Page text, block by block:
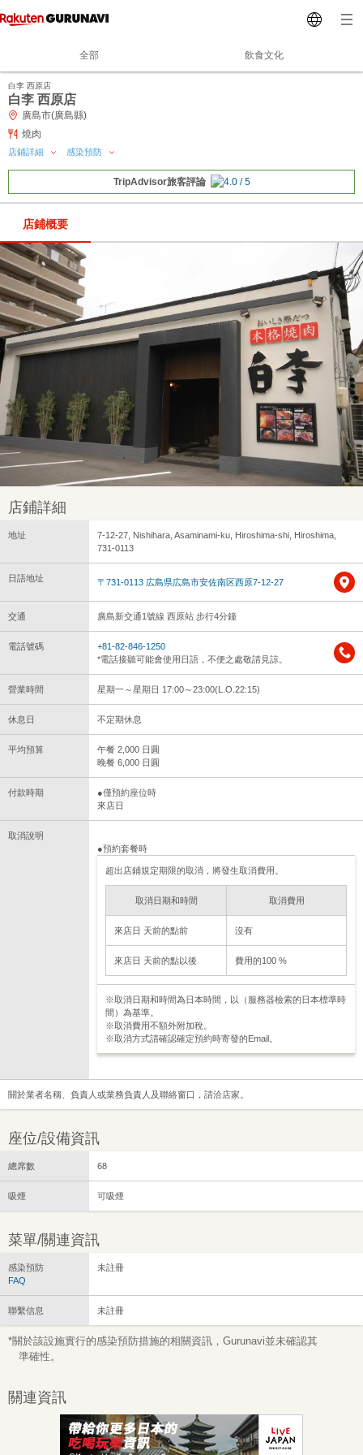
全部 飲食文化
白李 西原店
白李 西原店
廣島市(廣島縣)
燒肉
店鋪詳細 感染預防
TripAdvisor旅客評論
店鋪概要
店鋪詳細
地址
7-12-27, Nishihara, Asaminami-ku, Hiroshima-shi, Hiroshima,
731-0113
日語地址 〒731-0113 広島県広島市安佐南区西原7-12-27
交通 廣島新交通1號線 西原站 步行4分鐘
電話號碼
+81-82-846-1250
*電話接聽可能會使用日語，不便之處敬請見諒。
營業時間 星期一～星期日 17:00～23:00(L.O.22:15)
休息日 不定期休息
平均預算
午餐 2,000 日圓
晚餐 6,000 日圓
付款時期
●僅預約座位時
來店日
取消說明
●預約套餐時
超出店鋪規定期限的取消，將發生取消費用。
取消日期和時間 取消費用
來店日 天前的點前 沒有
來店日 天前的點以後 費用的100 %
※取消日期和時間為日本時間，以（服務器檢索的日本標準時
間）為基準。
※取消費用不額外附加稅。
※取消方式請確認確定預約時寄發的Email。
關於業者名稱、負責人或業務負責人及聯絡窗口，請洽店家。
座位/設備資訊
總席數 68
吸煙 可吸煙
菜單/關連資訊
感染預防
FAQ
未註冊
聯繫信息 未註冊
*關於該設施實行的感染預防措施的相關資訊，Gurunavi並未確認其
準確性。
關連資訊